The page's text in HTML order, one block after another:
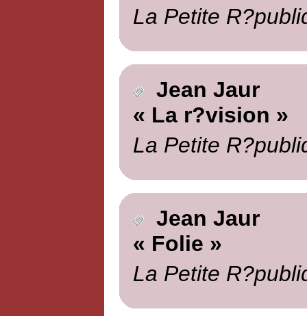
La Petite
Jean Jaur
« La r?vision »
La Petite
Jean Jaur
« Folie »
La Petite